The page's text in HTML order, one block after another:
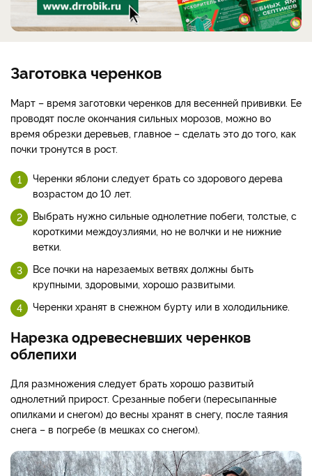
Заготовка черенков
Март – время заготовки черенков для весенней прививки. Ее
проводят после окончания сильных морозов, можно во
время обрезки деревьев, главное – сделать это до того, как
почки тронутся в рост.
Черенки яблони следует брать со здорового дерева
возрастом до 10 лет.
Выбрать нужно сильные однолетние побеги, толстые, с
короткими междоузлиями, но не волчки и не нижние
ветки.
Все почки на нарезаемых ветвях должны быть
крупными, здоровыми, хорошо развитыми.
Черенки хранят в снежном бурту или в холодильнике.
Нарезка одревесневших черенков
облепихи
Для размножения следует брать хорошо развитый
однолетний прирост. Срезанные побеги (пересыпанные
опилками и снегом) до весны хранят в снегу, после таяния
снега – в погребе (в мешках со снегом).